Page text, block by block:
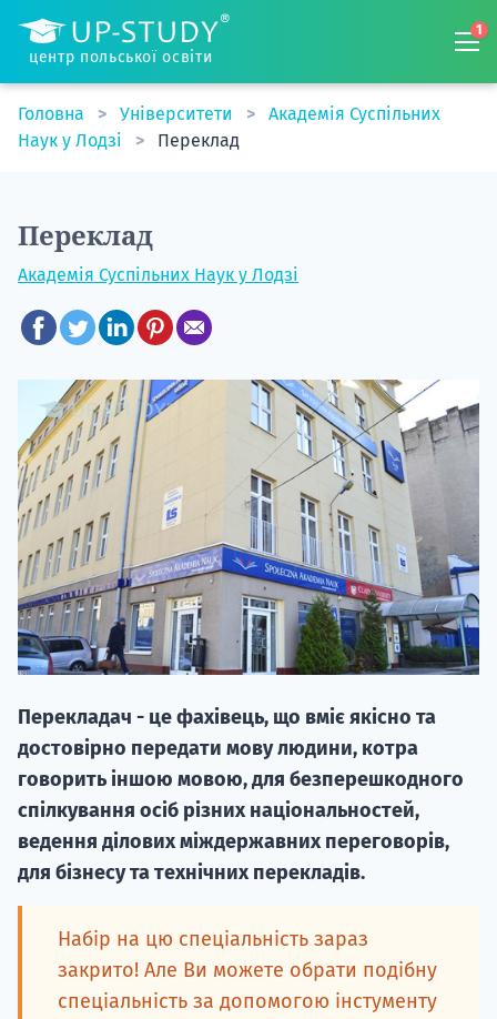
центр польської освіти
1
Головна Університети
Академія Суспільних
Наук у Лодзі
Переклад
Переклад
Академія Суспільних Наук у Лодзі
Перекладач - це фахівець, що вміє якісно та
достовірно передати мову людини, котра
говорить іншою мовою, для безперешкодного
спілкування осіб різних національностей,
ведення ділових міждержавних переговорів,
для бізнесу та технічних перекладів.
Набір на цю спеціальність зараз
закрито! Але Ви можете обрати подібну
спеціальність за допомогою інстументу
"Навчання
НАБІР
вступ на